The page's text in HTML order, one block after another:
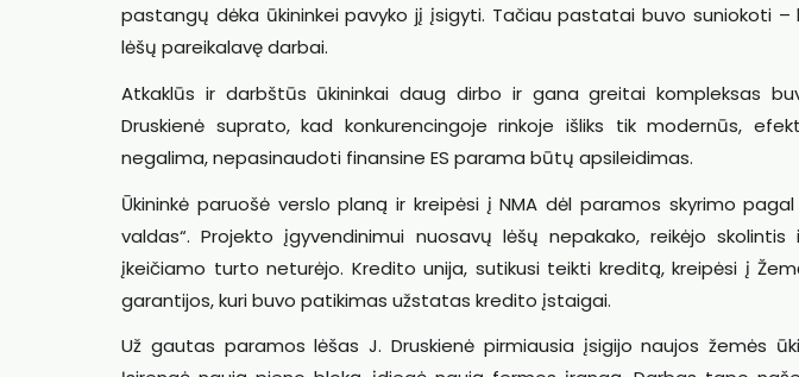
pastangų dėka ūkininkei pavyko jį įsigyti. Tačiau pastatai buvo suniokoti
lėšų pareikalavę darbai.
Atkaklūs ir darbštūs ūkininkai daug dirbo ir gana greitai kompleksas
Druskienė suprato, kad konkurencingoje rinkoje išliks tik modernūs,
negalima, nepasinaudoti finansine ES parama būtų apsileidimas.
Ūkininkė paruošė verslo planą ir kreipėsi į NMA dėl paramos skyrimo
valdas“. Projekto įgyvendinimui nuosavų lėšų nepakako, reikėjo
įkeičiamo turto neturėjo. Kredito unija, sutikusi teikti kreditą, kreipėsi į
garantijos, kuri buvo patikimas užstatas kredito įstaigai.
Už gautas paramos lėšas J. Druskienė pirmiausia įsigijo naujos žemės